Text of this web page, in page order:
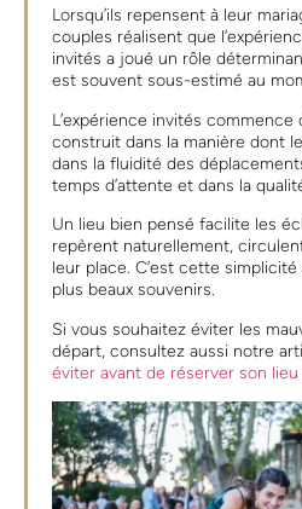
Lorsqu’ils repensent à leur
couples réalisent que
invités a joué un rôle
est souvent sous-estimé au
L’expérience invités commence
construit dans la manière dont
dans la fluidité des
temps d’attente et dans la
Un lieu bien pensé facilite les
repèrent naturellement,
leur place. C’est cette
plus beaux souvenirs.
Si vous souhaitez éviter les
départ, consultez aussi notre
éviter avant de réserver son